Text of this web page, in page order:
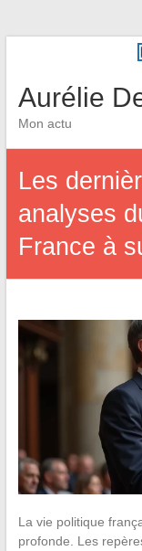
Aurélie
Mon actu
Les
analyses
France à
La vie politique
profonde. Les